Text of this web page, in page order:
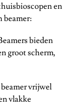
en
beamer:
bieden
groot scherm,
vrijwel
vlakke